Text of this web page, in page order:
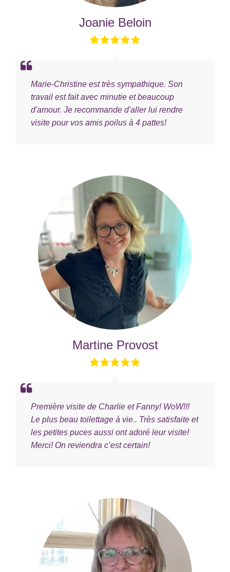
Marie-Christine est très sympathique. Son
travail est fait avec minutie et beaucoup
d'amour. Je recommande d'aller lui rendre
visite pour vos amis poilus à 4 pattes!
Joanie Beloin
Première visite de Charlie et Fanny! WoW!!!
Le plus beau toilettage à vie.. Très satisfaite et
les petites puces aussi ont adoré leur visite!
Merci! On reviendra c’est certain!
Martine Provost